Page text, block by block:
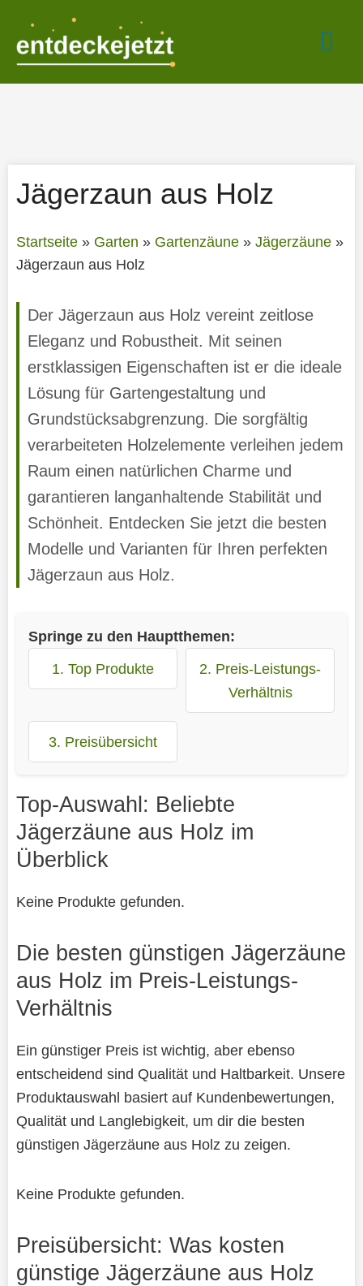
springen
Jägerzaun aus Holz
Startseite» Garten » Gartenzäune» Jägerzäune»
Jägerzaun aus Holz
Der Jägerzaun aus Holz vereint zeitlose
Eleganz und Robustheit. Mit seinen
erstklassigen Eigenschaften ist er die ideale
Lösung für Gartengestaltung und
Grundstücksabgrenzung. Die sorgfältig
verarbeiteten Holzelemente verleihen jedem
Raum einen natürlichen Charme und
garantieren langanhaltende Stabilität und
Schönheit. Entdecken Sie jetzt die besten
Modelle und Varianten für Ihren perfekten
Jägerzaun aus Holz.
Springe zu den Hauptthemen:
1. Top Produkte
2. Preis-Leistungs-
Verhältnis
3. Preisübersicht
Top-Auswahl: Beliebte
Jägerzäune aus Holz im
Überblick
Keine Produkte gefunden.
Die besten günstigen Jägerzäune
aus Holz im Preis-Leistungs-
Verhältnis
Ein günstiger Preis ist wichtig, aber ebenso
entscheidend sind Qualität und Haltbarkeit. Unsere
Produktauswahl basiert auf Kundenbewertungen,
Qualität und Langlebigkeit, um dir die besten
günstigen Jägerzäune aus Holz zu zeigen.
Keine Produkte gefunden.
Preisübersicht: Was kosten
günstige Jägerzäune aus Holz